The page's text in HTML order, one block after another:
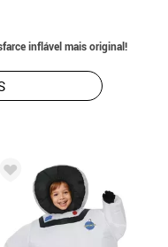
inflável mais original!